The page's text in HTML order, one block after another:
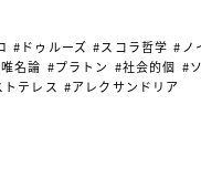
#ドゥルーズ #スコラ哲学 #ノ
名論 #プラトン #社会的個 #
テレス #アレクサンドリア